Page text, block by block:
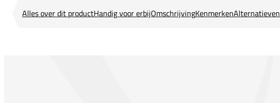
Alles over dit productHandig voor erbijOmschrijvingKenmerkenAlternatieven